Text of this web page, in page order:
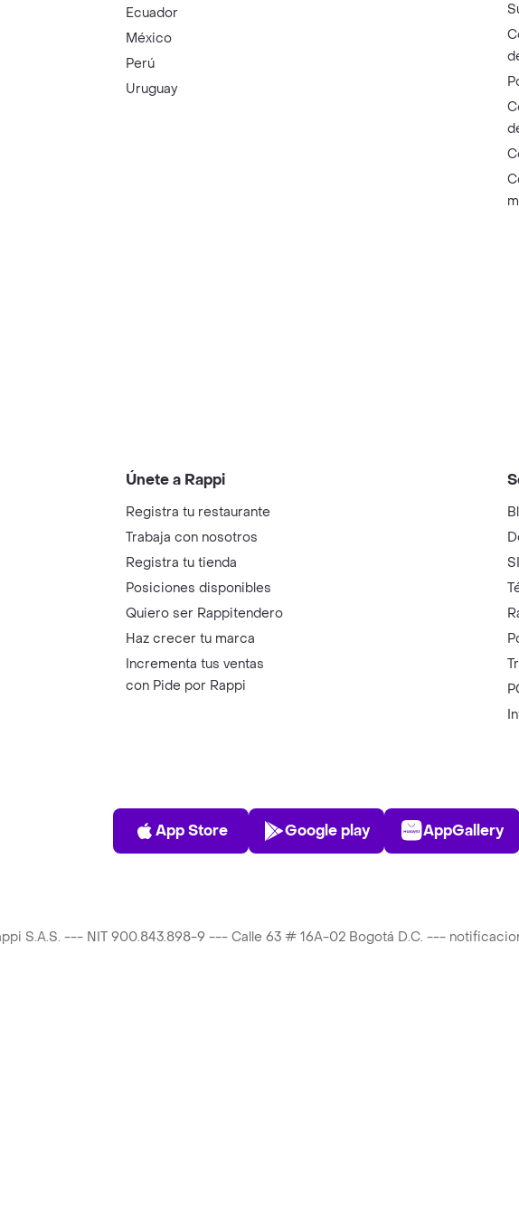
Ecuador
México
Perú
Uruguay
Únete a Rappi
Registra tu restaurante
Trabaja con nosotros
Registra tu tienda
Posiciones disponibles
Quiero ser Rappitendero
Haz crecer tu marca
Incrementa tus ventas
con Pide por Rappi
App Store
App Store
Play Store
Google play AppGallery
S.A.S. --- NIT 900.843.898-9 --- Calle 63 # 16A-02 Bogotá D.C. ---